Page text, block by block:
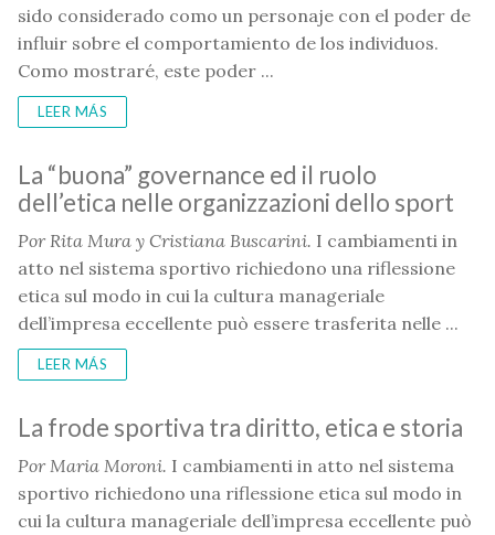
sido considerado como un personaje con el poder de
influir sobre el comportamiento de los individuos.
Como mostraré, este poder ...
LEER MÁS
La “buona” governance ed il ruolo
dell’etica nelle organizzazioni dello sport
Por Rita Mura y Cristiana Buscarini. I cambiamenti in
atto nel sistema sportivo richiedono una riflessione
etica sul modo in cui la cultura manageriale
dell’impresa eccellente può essere trasferita nelle ...
LEER MÁS
La frode sportiva tra diritto, etica e storia
Por Maria Moroni. I cambiamenti in atto nel sistema
sportivo richiedono una riflessione etica sul modo in
cui la cultura manageriale dell’impresa eccellente può